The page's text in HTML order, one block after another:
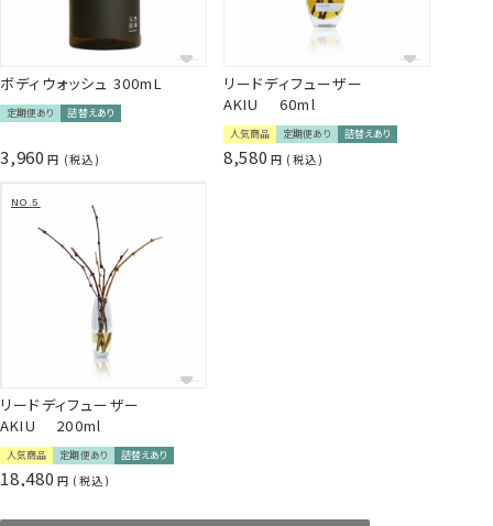
通常価格 3,960円 → 3,762円（定期便価格 5％OFF）
✔ 送料無料
✔ 注文の手間いらず
毎月自動でお届け。スキップも可能です。
✔ 継続特典あり
長くご利用いただくと、サプライズで素敵なプレゼントが！
【定期便ご利用のご注意】
・2回目以降はパウチのみのお届けとなります
・アイテムや香りの変更はできません。
・3ヶ月以上のご利用をお願いしております。
【定期便はこんな方におすすめ】
✔ お気に入りのヘアケア、香りを長く楽しみたい方
✔ 注文の手間なく、毎月商品を受け取りたい方
✔ 環境にやさしい詰替えスタイルを選びたい方
*1：アルニカ花エキス、オランダガラシ葉/ 茎エキス、セイヨウア
カマツ球果エキス、ローマカミツレ花エキス、オドリコソウ花/
葉/ 茎エキス、セイヨウキズタ葉/ 茎エキス、ローズマリー葉エキ
ス、ゴボウ根エキス、ニンニク根エキス（全て保湿、整肌成分）
*2：ヒマワリ種子油、ダイズ油、シアバター（全て保湿成分）
使い方
ボディウォッシュ 300mL
定期便あり 詰替えあり
3,960 税込
リードディフューザー
AKIU 60ml
人気商品 定期便あり 詰替えあり
8,580 税込
リードディフューザー
AKIU 200ml
人気商品 定期便あり 詰替えあり
18,480 税込